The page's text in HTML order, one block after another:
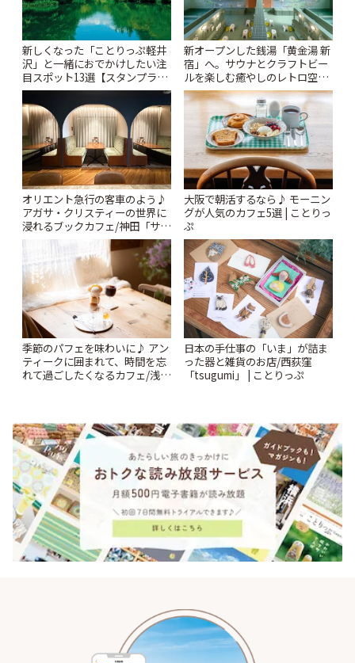
新しくなった「ことりっぷ軽井
沢」と一緒におでかけしたい注
目スポット13選【スタンプラリ
ー開催中】 | ことりっぷ
新オープンした銭湯「黄金湯 新
宿」へ。サウナとクラフトビー
ルを楽しむ癒やしのレトロ空間
| ことりっぷ
オリエント急行の客車のよう♪
アガサ・クリスティーの世界に
浸れるブックカフェ/神田「サロ
ンクリスティ」 | ことりっぷ
大阪で朝活するなら♪ モーニン
グが人気のカフェ5選 | ことりっ
ぷ
季節のパフェを味わいに♪ アン
ティークに囲まれて、時間を忘
れて過ごしたくなるカフェ/浅草
日本の手仕事の「いま」が詰ま
った器と雑貨のお店/西荻窪
「tsugumi」 | ことりっぷ